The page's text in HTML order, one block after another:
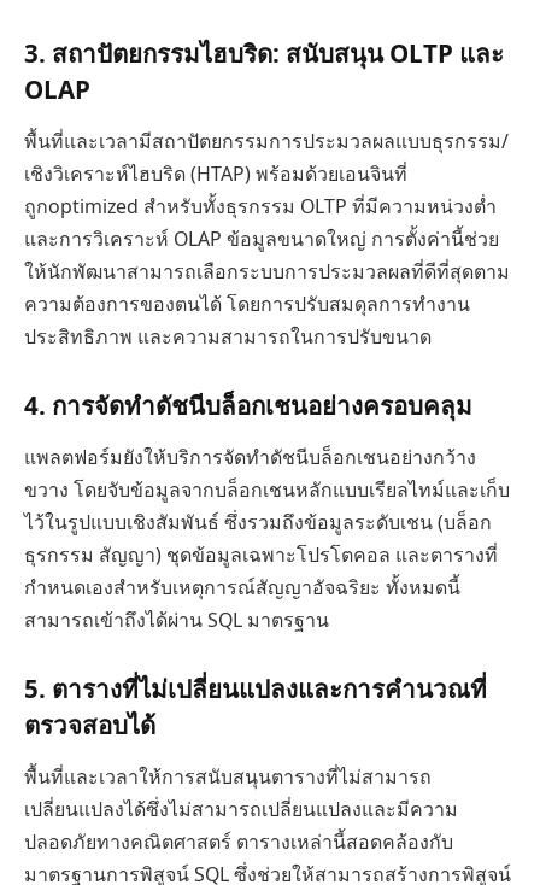
3. สถาปัตยกรรมไฮบริด: สนับสนุน OLTP และ
OLAP
พื้นที่และเวลามีสถาปัตยกรรมการประมวลผลแบบธุรกรรม/
เชิงวิเคราะห์ไฮบริด (HTAP) พร้อมด้วยเอนจินที่
ถูกoptimized สำหรับทั้งธุรกรรม OLTP ที่มีความหน่วงต่ำ
และการวิเคราะห์ OLAP ข้อมูลขนาดใหญ่ การตั้งค่านี้ช่วย
ให้นักพัฒนาสามารถเลือกระบบการประมวลผลที่ดีที่สุดตาม
ความต้องการของตนได้ โดยการปรับสมดุลการทำงาน
ประสิทธิภาพ และความสามารถในการปรับขนาด
4. การจัดทำดัชนีบล็อกเชนอย่างครอบคลุม
แพลตฟอร์มยังให้บริการจัดทำดัชนีบล็อกเชนอย่างกว้าง
ขวาง โดยจับข้อมูลจากบล็อกเชนหลักแบบเรียลไทม์และเก็บ
ไว้ในรูปแบบเชิงสัมพันธ์ ซึ่งรวมถึงข้อมูลระดับเชน (บล็อก
ธุรกรรม สัญญา) ชุดข้อมูลเฉพาะโปรโตคอล และตารางที่
กำหนดเองสำหรับเหตุการณ์สัญญาอัจฉริยะ ทั้งหมดนี้
สามารถเข้าถึงได้ผ่าน SQL มาตรฐาน
5. ตารางที่ไม่เปลี่ยนแปลงและการคำนวณที่
ตรวจสอบได้
พื้นที่และเวลาให้การสนับสนุนตารางที่ไม่สามารถ
เปลี่ยนแปลงได้ซึ่งไม่สามารถเปลี่ยนแปลงและมีความ
ปลอดภัยทางคณิตศาสตร์ ตารางเหล่านี้สอดคล้องกับ
มาตรฐานการพิสูจน์ SQL ซึ่งช่วยให้สามารถสร้างการพิสูจน์